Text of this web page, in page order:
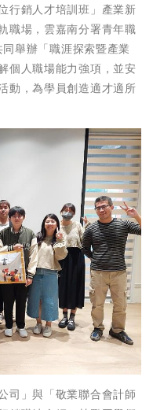
行銷人才培訓班」產業新
職場，雲嘉南分署青年職
舉辦「職涯探索暨產業
個人職場能力強項，並安
動，為學員創造適才適所
司」與「敬業聯合會計師